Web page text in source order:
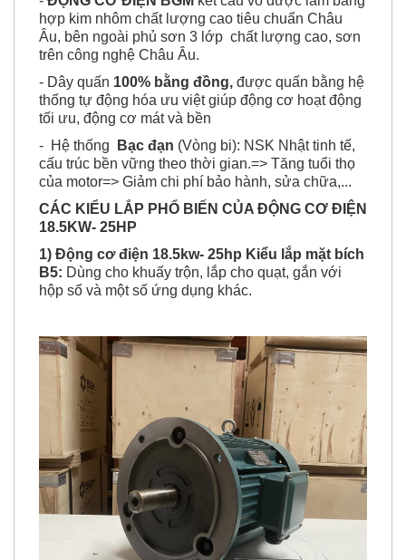
hợp kim nhôm chất lượng cao tiêu chuẩn Châu
Âu, bên ngoài phủ sơn 3 lớp chất lượng cao, sơn
trên công nghệ Châu Âu.
- Dây quấn 100% bằng đồng, được quấn bằng hệ
thống tự động hóa ưu việt giúp động cơ hoạt động
tối ưu, động cơ mát và bền
- Hệ thống
Bạc đạn (Vòng bi): NSK Nhật tinh tế,
cấu trúc bền vững theo thời gian.=> Tăng tuổi thọ
của motor=> Giảm chi phí bảo hành, sửa chữa,...
CÁC KIỂU LẮP PHỔ BIẾN CỦA ĐỘNG CƠ ĐIỆN
18.5KW- 25HP
1) Động cơ điện 18.5kw- 25hp Kiểu lắp mặt bích
B5: Dùng cho khuấy trộn, lắp cho quạt, gắn với
hộp số và một số ứng dụng khác.